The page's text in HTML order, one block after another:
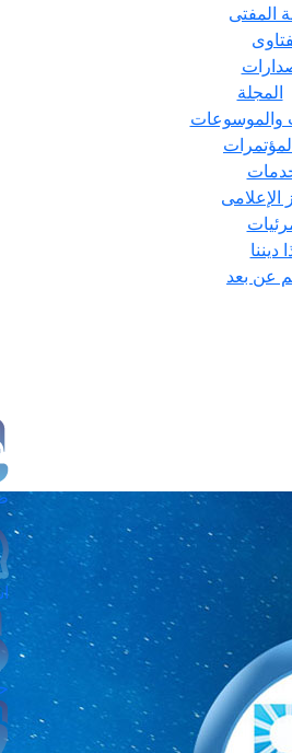
المفتى
المجلة
والموسوعات
الإعلامى
ديننا
عن بعد